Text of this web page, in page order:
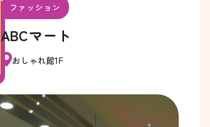
ファッション
ABCマート
おしゃれ館1F